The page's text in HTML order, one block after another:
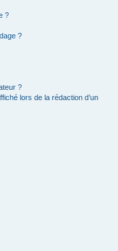
?
?
?
lors de la rédaction d’un